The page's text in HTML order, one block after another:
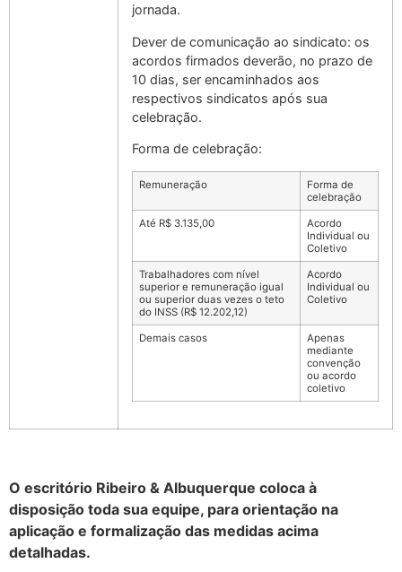
jornada.
Dever de comunicação ao sindicato: os
acordos firmados deverão, no prazo de
10 dias, ser encaminhados aos
respectivos sindicatos após sua
celebração.
Forma de celebração:
Remuneração
Forma de
celebração
Até R$ 3.135,00
Acordo
Individual ou
Coletivo
Trabalhadores com nível
superior e remuneração igual
ou superior duas vezes o teto
do INSS (R$ 12.202,12)
Acordo
Individual ou
Coletivo
Demais casos
Apenas
mediante
convenção
ou acordo
coletivo
O escritório Ribeiro & Albuquerque coloca à
disposição toda sua equipe, para orientação na
aplicação e formalização das medidas acima
detalhadas.